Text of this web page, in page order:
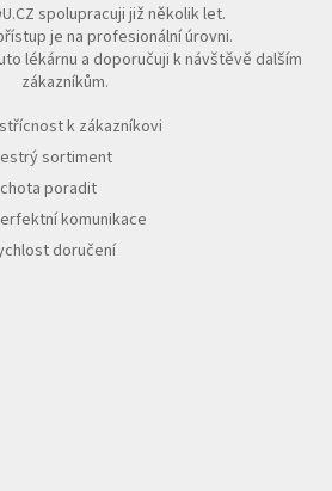
spolupracuji již několik let.
je na profesionální úrovni.
lékárnu a doporučuji k návštěvě dalším
zákazníkům.
k zákazníkovi
sortiment
poradit
komunikace
doručení